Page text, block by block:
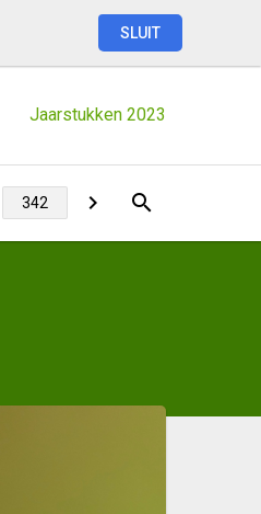
SLUIT
Jaarstukken 2023